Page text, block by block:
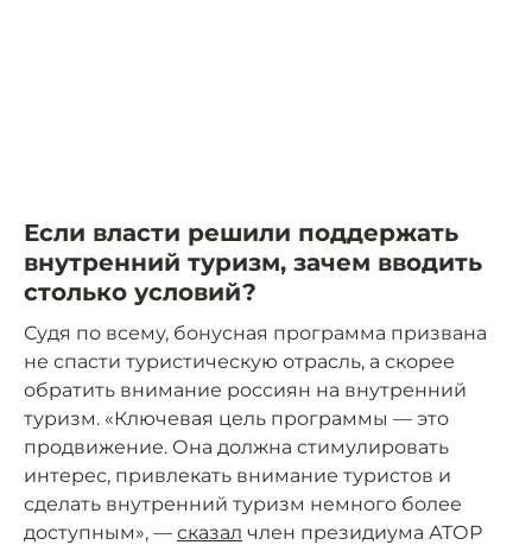
Если власти решили поддержать
внутренний туризм, зачем вводить
столько условий?
Судя по всему, бонусная программа призвана
не спасти туристическую отрасль, а скорее
обратить внимание россиян на внутренний
туризм. «Ключевая цель программы — это
продвижение. Она должна стимулировать
интерес, привлекать внимание туристов и
сделать внутренний туризм немного более
доступным», — сказал член президиума АТОР